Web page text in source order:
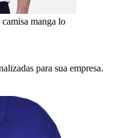
manga lo
para sua empresa.